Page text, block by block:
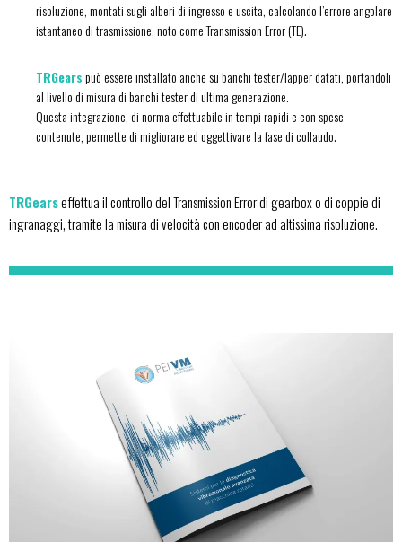
risoluzione, montati sugli alberi di ingresso e uscita, calcolando l’errore angolare
istantaneo di trasmissione, noto come Transmission Error (TE).
TRGearspuò essere installato anche su banchi tester/lapper datati, portandoli
al livello di misura di banchi tester di ultima generazione.
Questa integrazione, di norma effettuabile in tempi rapidi e con spese
contenute, permette di migliorare ed oggettivare la fase di collaudo.
TRGearseffettua il controllo del Transmission Error di gearbox o di coppie di
ingranaggi, tramite la misura di velocità con encoder ad altissima risoluzione.